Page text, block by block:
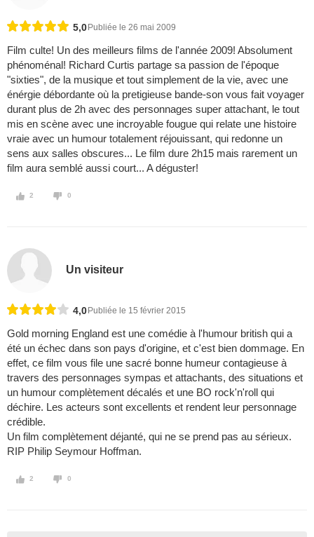
5,0 Publiée le 26 mai 2009
Film culte! Un des meilleurs films de l'année 2009! Absolument
phénoménal! Richard Curtis partage sa passion de l'époque
"sixties", de la musique et tout simplement de la vie, avec une
énérgie débordante où la pretigieuse bande-son vous fait voyager
durant plus de 2h avec des personnages super attachant, le tout
mis en scène avec une incroyable fougue qui relate une histoire
vraie avec un humour totalement réjouissant, qui redonne un
sens aux salles obscures... Le film dure 2h15 mais rarement un
film aura semblé aussi court... A déguster!
2 0
Un visiteur
4,0 Publiée le 15 février 2015
Gold morning England est une comédie à l'humour british qui a
été un échec dans son pays d'origine, et c'est bien dommage. En
effet, ce film vous file une sacré bonne humeur contagieuse à
travers des personnages sympas et attachants, des situations et
un humour complètement décalés et une BO rock'n'roll qui
déchire. Les acteurs sont excellents et rendent leur personnage
crédible.
Un film complètement déjanté, qui ne se prend pas au sérieux.
RIP Philip Seymour Hoffman.
2 0